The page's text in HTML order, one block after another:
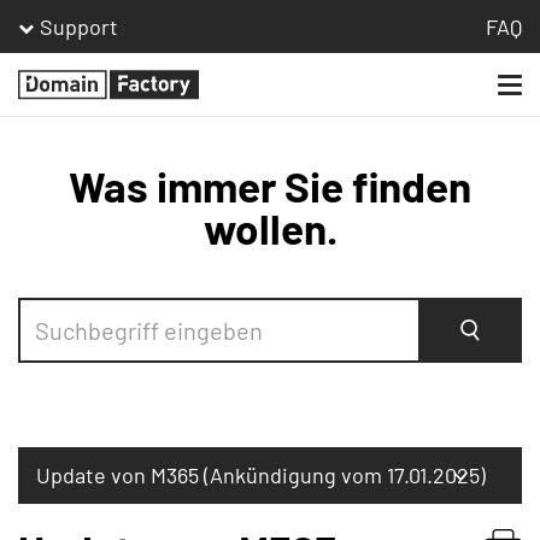
Support FAQ
Homepage
Was immer Sie finden
wollen.
Suche
Update von M365 (Ankündigung vom 17.01.2025)
Bestellen